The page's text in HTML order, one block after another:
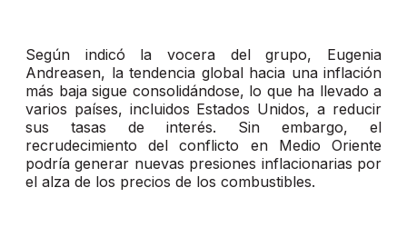
Según indicó la vocera del grupo, Eugenia
Andreasen, la tendencia global hacia una inflación
más baja sigue consolidándose, lo que ha llevado a
varios países, incluidos Estados Unidos, a reducir
sus tasas de interés. Sin embargo, el
recrudecimiento del conflicto en Medio Oriente
podría generar nuevas presiones inflacionarias por
el alza de los precios de los combustibles.